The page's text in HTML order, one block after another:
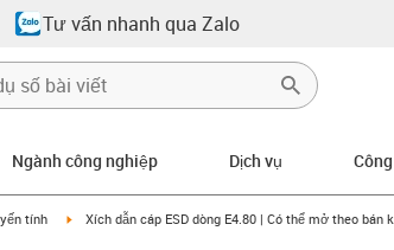
Tư vấn nhanh qua Zalo
Ngành công nghiệp Dịch vụ
tính igus-icon-arrow-right
Xích dẫn cáp ESD dòng E4.80 | Có thể mở theo